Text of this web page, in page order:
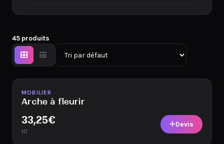
45 produits
Disponible
MOBILIER
Arche à fleurir
33,25€
HT
Devis